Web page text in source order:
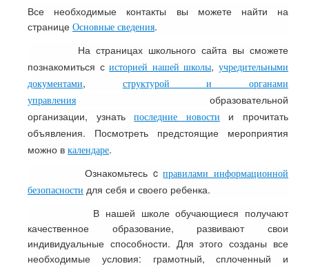
Все необходимые контакты вы можете найти на
странице Основные сведения.
На страницах школьного сайта вы сможете
познакомиться систорией нашей школы,учредительными
документами,
структурой и органами
управления
образовательной
организации, узнатьпоследние новости
и прочитать
объявления. Посмотреть предстоящие мероприятия
можно в календаре.
Ознакомьтесь cправилами информационной
безопасности для себя и своего ребенка.
В нашей школе обучающиеся получают
качественное образование, развивают свои
индивидуальные способности. Для этого созданы все
необходимые условия: грамотный, сплоченный и